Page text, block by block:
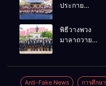
ประกาย
เยาวชน ผ่าน
พิธีวางพวง
มาลาถวาย
2569 และ
Anti-Fake News การศึกษา